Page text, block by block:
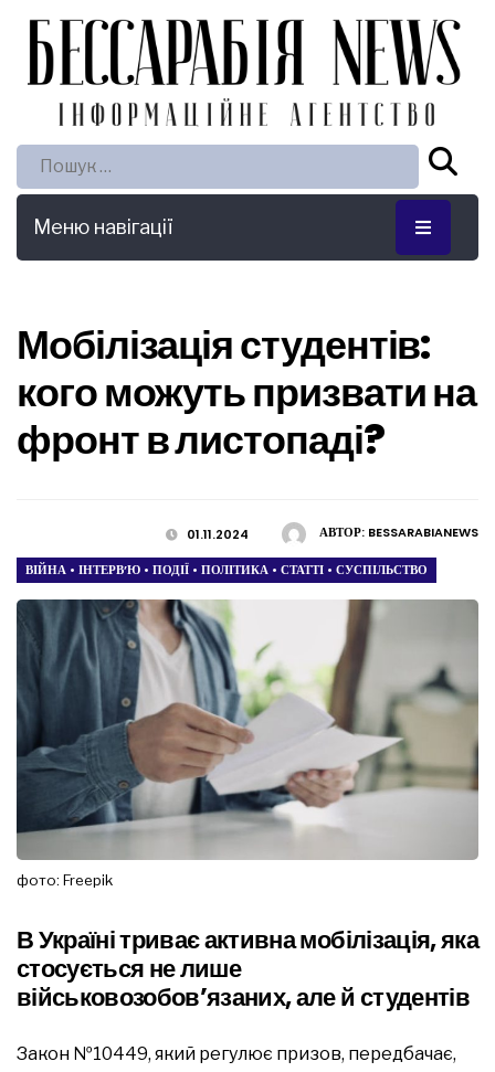
Пошук:
Меню навігації
Мобілізація студентів:
кого можуть призвати на
фронт в листопаді?
АВТОР: BESSARABIANEWS
01.11.2024
ВІЙНА • ІНТЕРВ’Ю • ПОДІЇ • ПОЛІТИКА • СТАТТІ • СУСПІЛЬСТВО
фото: Freepik
В Україні триває активна мобілізація, яка
стосується не лише
військовозобов’язаних, але й студентів
Закон №10449, який регулює призов, передбачає,